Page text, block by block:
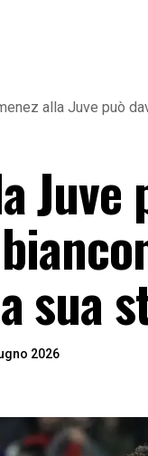
alla Juve può
sua
2026